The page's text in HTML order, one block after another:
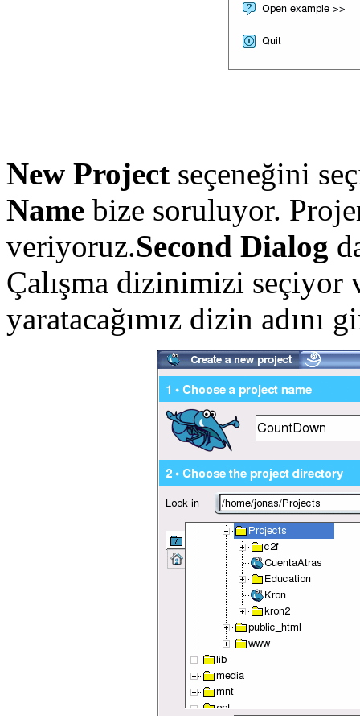
New Project seçeneğini
Name bize soruluyor.
veriyoruz.Second Dialog
Çalışma dizinimizi seçiyor
yaratacağımız dizin adını